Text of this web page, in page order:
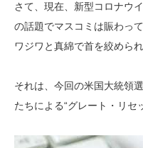
さて、現在、新型コロナウ
の話題でマスコミは賑わっ
ワジワと真綿で首を絞められ
それは、今回の米国大統領
たちによる“グレート・リセ